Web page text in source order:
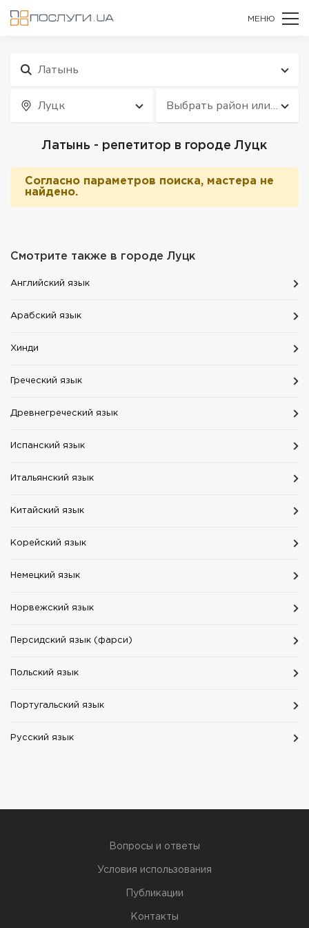
МЕНЮ
Латынь
Луцк Выбрать район или
квартал
Латынь - репетитор в городе Луцк
Согласно параметров поиска, мастера не
найдено.
Смотрите также в городе Луцк
Английский язык
Aрабский язык
Хинди
Греческий язык
Древнегреческий язык
Испанский язык
Итальянский язык
Китайский язык
Корейский язык
Немецкий язык
Норвежский язык
Персидский язык (фарси)
Польский язык
Португальский язык
Русский язык
Вопросы и ответы
Условия использования
Публикации
Контакты